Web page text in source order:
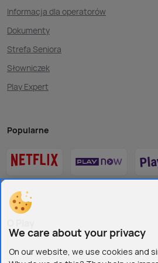
Informacja dla operatorów
Dokumenty
Strefa Seniora
Słowniczek
Play Expert
Popularne
We care about your privacy
On our website, we use cookies and